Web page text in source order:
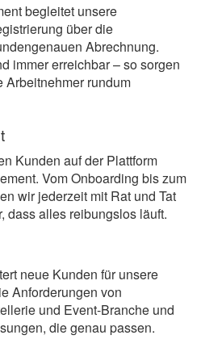
begleitet unsere
über die
Abrechnung.
immer erreichbar – so sorgen
Arbeitnehmer rundum
Kunden auf der Plattform
Vom Onboarding bis zum
wir jederzeit mit Rat und Tat
dass alles reibungslos läuft.
neue Kunden für unsere
Anforderungen von
und Event-Branche und
die genau passen.